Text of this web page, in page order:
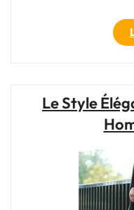
Le Style